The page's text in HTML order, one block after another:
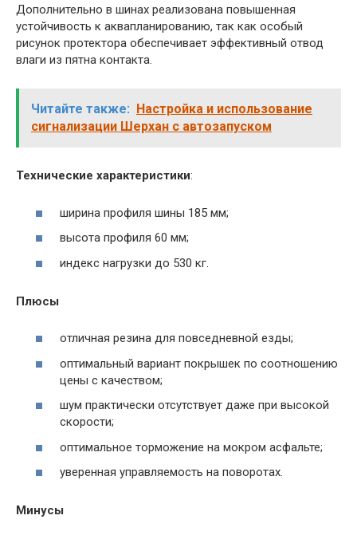
Дополнительно в шинах реализована повышенная
устойчивость к аквапланированию, так как особый
рисунок протектора обеспечивает эффективный отвод
влаги из пятна контакта.
Читайте также:
Настройка и использование
сигнализации Шерхан с автозапуском
Технические характеристики:
ширина профиля шины 185 мм;
высота профиля 60 мм;
индекс нагрузки до 530 кг.
Плюсы
отличная резина для повседневной езды;
оптимальный вариант покрышек по соотношению
цены с качеством;
шум практически отсутствует даже при высокой
скорости;
оптимальное торможение на мокром асфальте;
уверенная управляемость на поворотах.
Минусы